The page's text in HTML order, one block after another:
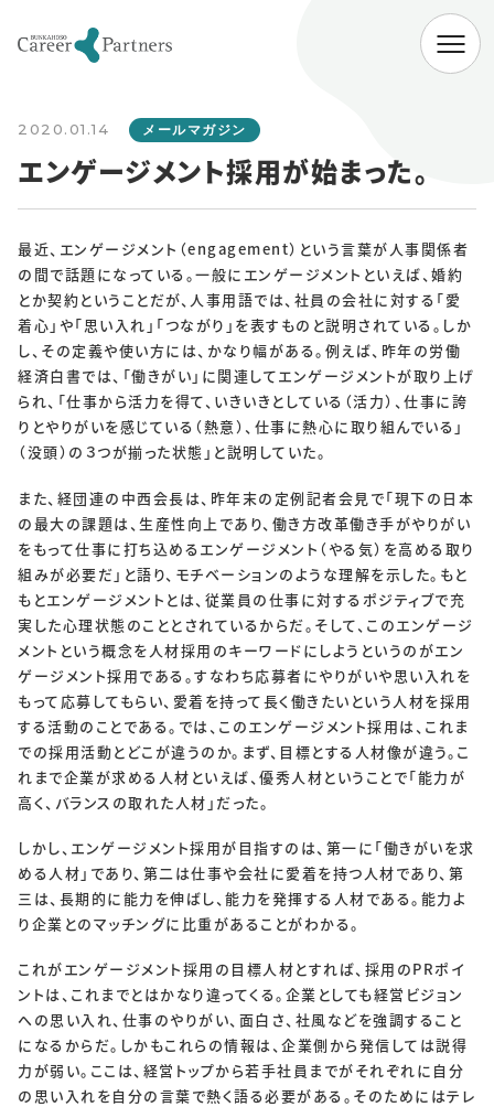
2020.01.14 メールマガジン
エンゲージメント採用が始まった。
最近、エンゲージメント（engagement）という言葉が人事関係者
の間で話題になっている。一般にエンゲージメントといえば、婚約
とか契約ということだが、人事用語では、社員の会社に対する「愛
着心」や「思い入れ」「つながり」を表すものと説明されている。しか
し、その定義や使い方には、かなり幅がある。例えば、昨年の労働
経済白書では、「働きがい」に関連してエンゲージメントが取り上げ
られ、「仕事から活力を得て、いきいきとしている（活力）、仕事に誇
りとやりがいを感じている（熱意）、仕事に熱心に取り組んでいる」
（没頭）の３つが揃った状態」と説明していた。
また、経団連の中西会長は、昨年末の定例記者会見で「現下の日本
の最大の課題は、生産性向上であり、働き方改革働き手がやりがい
をもって仕事に打ち込めるエンゲージメント（やる気）を高める取り
組みが必要だ」と語り、モチベーションのような理解を示した。もと
もとエンゲージメントとは、従業員の仕事に対するポジティブで充
実した心理状態のこととされているからだ。そして、このエンゲージ
メントという概念を人材採用のキーワードにしようというのがエン
ゲージメント採用である。すなわち応募者にやりがいや思い入れを
もって応募してもらい、愛着を持って長く働きたいという人材を採用
する活動のことである。では、このエンゲージメント採用は、これま
での採用活動とどこが違うのか。まず、目標とする人材像が違う。こ
れまで企業が求める人材といえば、優秀人材ということで「能力が
高く、バランスの取れた人材」だった。
しかし、エンゲージメント採用が目指すのは、第一に「働きがいを求
める人材」であり、第二は仕事や会社に愛着を持つ人材であり、第
三は、長期的に能力を伸ばし、能力を発揮する人材である。能力よ
り企業とのマッチングに比重があることがわかる。
これがエンゲージメント採用の目標人材とすれば、採用のPRポイ
ントは、これまでとはかなり違ってくる。企業としても経営ビジョン
への思い入れ、仕事のやりがい、面白さ、社風などを強調すること
になるからだ。しかもこれらの情報は、企業側から発信しては説得
力が弱い。ここは、経営トップから若手社員までがそれぞれに自分
の思い入れを自分の言葉で熱く語る必要がある。そのためにはテレ
会社情報
代表挨拶 経営理念 会社概要
企業向けサービス 病院向けサービス
大学向けサービス 就職情報研究所
NEWS
お知らせ一覧
SOLUTIONS
ソリューション
RECRUIT
採用情報
新卒採用 中途採用
個人情報保護方針 個人情報取り扱いについて
CONTACT